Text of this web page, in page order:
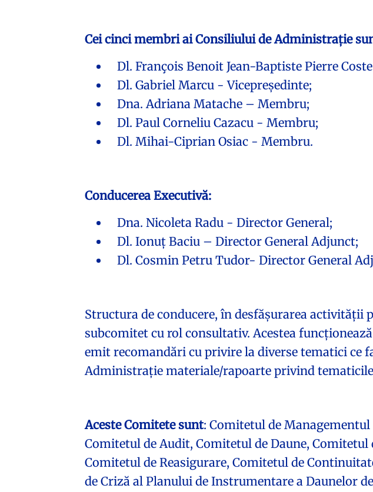
Cei cinci membri ai Consiliului de Administrație
Dl. François Benoit Jean-Baptiste Pierre
Dl. Gabriel Marcu - Vicepreședinte;
Dna. Adriana Matache – Membru;
Dl. Paul Corneliu Cazacu - Membru;
Dl. Mihai-Ciprian Osiac - Membru.
Conducerea Executivă:
Dna. Nicoleta Radu - Director General;
Dl. Ionuț Baciu – Director General Adjunct;
Dl. Cosmin Petru Tudor- Director General
Structura de conducere, în desfășurarea
subcomitet cu rol consultativ. Acestea
emit recomandări cu privire la diverse tematici ce
Administrație materiale/rapoarte privind
Aceste Comitete sunt: Comitetul de
Comitetul de Audit, Comitetul de Daune,
Comitetul de Reasigurare, Comitetul de
de Criză al Planului de Instrumentare a Daunelor